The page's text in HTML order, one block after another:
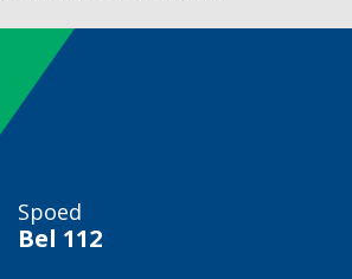
Spoed
Bel 112